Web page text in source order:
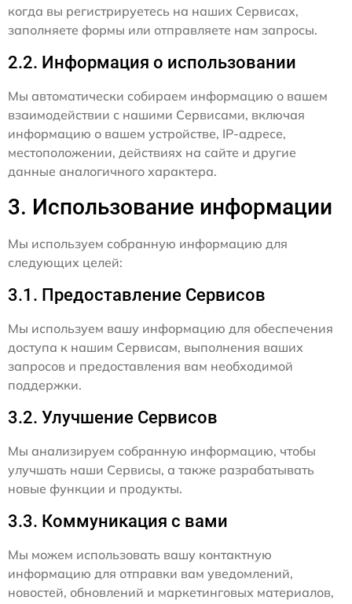
когда вы регистрируетесь на наших Сервисах,
заполняете формы или отправляете нам запросы.
2.2. Информация о использовании
Мы автоматически собираем информацию о вашем
взаимодействии с нашими Сервисами, включая
информацию о вашем устройстве, IP-адресе,
местоположении, действиях на сайте и другие
данные аналогичного характера.
3. Использование информации
Мы используем собранную информацию для
следующих целей:
3.1. Предоставление Сервисов
Мы используем вашу информацию для обеспечения
доступа к нашим Сервисам, выполнения ваших
запросов и предоставления вам необходимой
поддержки.
3.2. Улучшение Сервисов
Мы анализируем собранную информацию, чтобы
улучшать наши Сервисы, а также разрабатывать
новые функции и продукты.
3.3. Коммуникация с вами
Мы можем использовать вашу контактную
информацию для отправки вам уведомлений,
новостей, обновлений и маркетинговых материалов,